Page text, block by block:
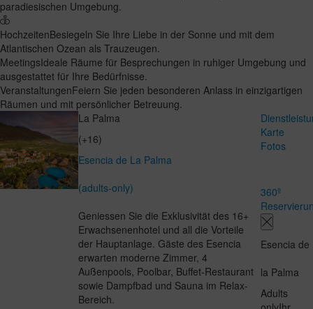
paradiesischen Umgebung.
HochzeitenBesiegeln Sie Ihre Liebe in der Sonne und mit dem
Atlantischen Ozean als Trauzeugen.
MeetingsIdeale Räume für Besprechungen in ruhiger Umgebung und
ausgestattet für Ihre Bedürfnisse.
VeranstaltungenFeiern Sie jeden besonderen Anlass in einzigartigen
Räumen und mit persönlicher Betreuung.
La Palma
(+16)
Esencia de La Palma
(adults-only)
Geniessen Sie die Exklusivität des 16+
Erwachsenenhotel und all die Vorteile
der Hauptanlage. Gäste des Esencia
erwarten moderne Zimmer, 4
Außenpools, Poolbar, Buffet-Restaurant
sowie Dampfbad und Sauna im Relax-
Bereich.
Karte
Fotos
360º
Esencia de
la Palma
Adults